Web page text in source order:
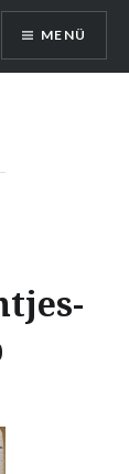
MENÜ